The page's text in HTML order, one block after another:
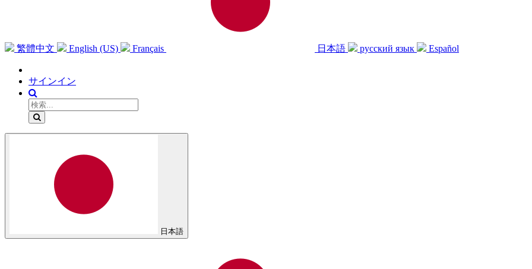
繁體中文 English (US) Français 日本語 русский язык Español
サインイン
日本語